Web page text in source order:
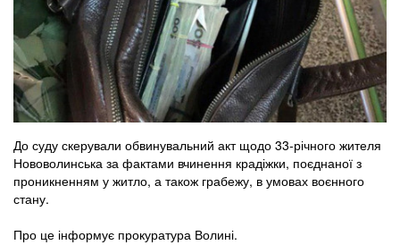
До суду скерували обвинувальний акт щодо 33-річного жителя
Нововолинська за фактами вчинення крадіжки, поєднаної з
проникненням у житло, а також грабежу, в умовах воєнного
стану.
Про це інформує прокуратура Волині.